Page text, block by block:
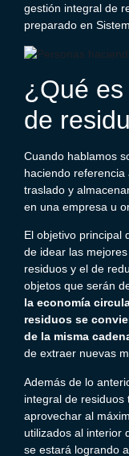
gestión integral de
preparado en
¿Qué
de
Cuando hablamos
haciendo referencia
traslado y
en una empresa u
El objetivo principal
de idear las
residuos y el de
objetos que serán
la economía
residuos se
de la misma
de extraer nuevas
Además de lo
integral de residuos
aprovechar al
utilizados al interior
se estará logrando